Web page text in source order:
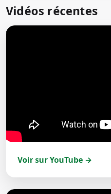
Vidéos récentes
Voir sur YouTube →